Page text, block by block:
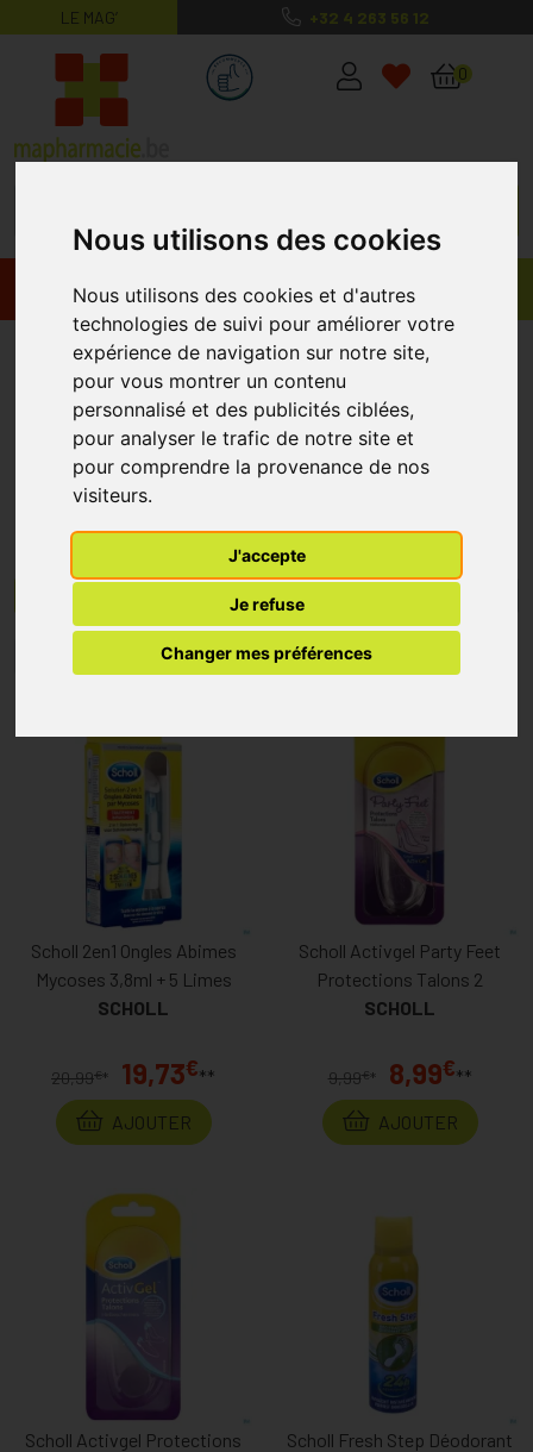
Nous utilisons des cookies
Nous utilisons des cookies et d'autres
technologies de suivi pour améliorer votre
expérience de navigation sur notre site,
pour vous montrer un contenu
personnalisé et des publicités ciblées,
pour analyser le trafic de notre site et
pour comprendre la provenance de nos
visiteurs.
J'accepte
Je refuse
Changer mes préférences
LE MAG’ +32 4 263 56 12
MaPharmacie.be ma santé, mes
0
Promos Produits
Scholl
Scholl 2en1 Ongles Abimes
Mycoses 3,8ml + 5 Limes
SCHOLL
20,99€* 19,73€**
AJOUTER
Scholl Activgel Party Feet
Protections Talons 2
SCHOLL
9,99€ * 8,99€**
AJOUTER
Scholl Activgel Protections
Scholl Fresh Step Déodorant